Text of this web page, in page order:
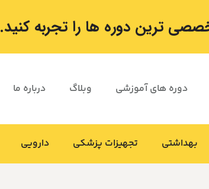
ترین دوره ها را تجربه کنید.
دوره های آموزشی وبلاگ درباره ما
بهداشتی تجهیزات پزشکی دارویی